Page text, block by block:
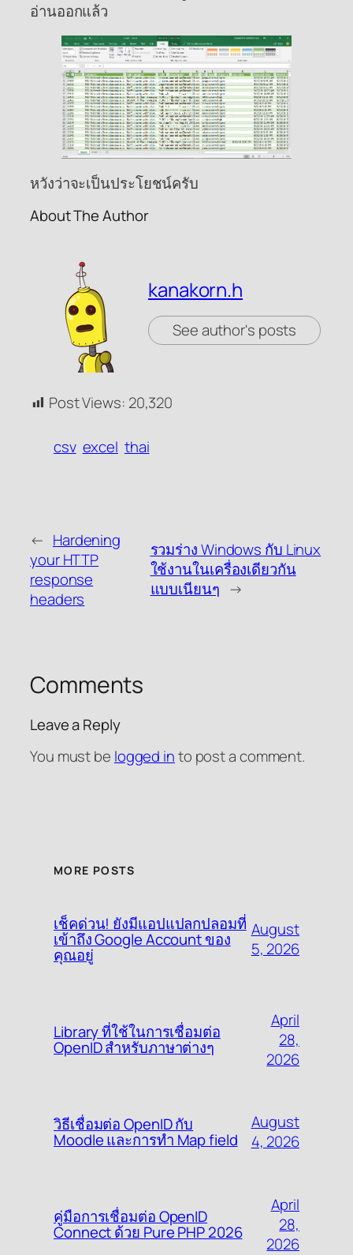
อ่านออกแล้ว
หวังว่าจะเป็นประโยชน์ครับ
About The Author
kanakorn.h
See author's posts
Post Views: 20,320
csv excel thai
← Hardening
your HTTP
response
headers
รวมร่าง Windows กับ Linux
ใช้งานในเครื่องเดียวกัน
แบบเนียนๆ →
Comments
Leave a Reply
You must be logged into post a comment.
MORE POSTS
เช็คด่วน! ยังมีแอปแปลกปลอมที่
เข้าถึง Google Account ของ
คุณอยู่
August
5, 2026
Library ที่ใช้ในการเชื่อมต่อ
OpenID สำหรับภาษาต่างๆ
April
28,
2026
วิธีเชื่อมต่อ OpenID กับ
Moodle และการทำ Map field
August
4, 2026
คู่มือการเชื่อมต่อ OpenID
Connect ด้วย Pure PHP 2026
April
28,
2026